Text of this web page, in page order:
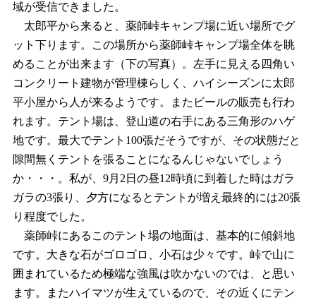
域が受信できました。
太郎平から来ると、薬師峠キャンプ場に近い場所でグ
ット下ります。この場所から薬師峠キャンプ場全体を眺
めることが出来ます（下の写真）。左手に見える四角い
コンクリート建物が管理棟らしく、ハイシーズンに太郎
平小屋から人が来るようです。またビールの販売も行わ
れます。テント場は、登山道の右手にある三角形のハゲ
地です。最大でテント100張だそうですが、その状態だと
隙間無くテントを張ることになるんじゃないでしょう
か・・・。私が、9月2日の昼12時頃に到着した時はガラ
ガラの3張り、夕方になるとテントが増え最終的には20張
り程度でした。
薬師峠にあるこのテント場の地面は、基本的に傾斜地
です。大きな石がゴロゴロ、小石は少々です。峠で山に
囲まれているため極端な強風は吹かないのでは、と思い
ます。またハイマツが生えているので、その近くにテン